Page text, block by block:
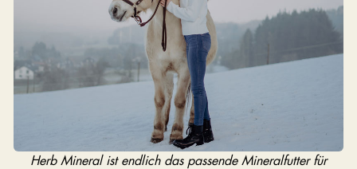
Herb Mineral ist endlich das passende Mineralfutter für